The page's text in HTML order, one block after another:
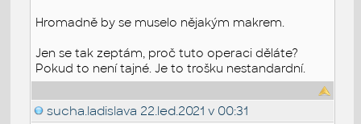
Hromadně by se muselo nějakým makrem.
Jen se tak zeptám, proč tuto operaci děláte?
Pokud to není tajné. Je to trošku nestandardní.
sucha.ladislava 22.led.2021 v 00:31